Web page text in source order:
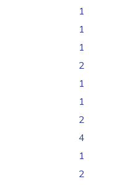
1
1
1
2
1
1
2
4
1
2